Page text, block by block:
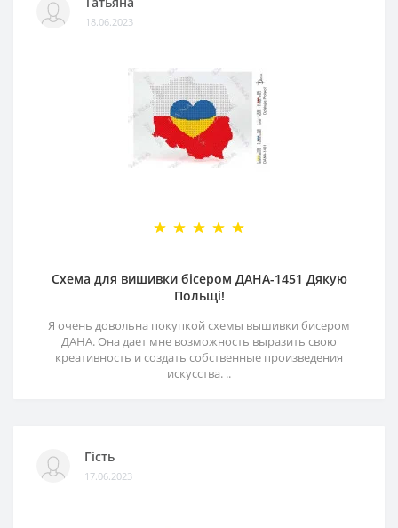
18.06.2023
Схема для вишивки бісером ДАНА-1451 Дякую
Польщі!
Я очень довольна покупкой схемы вышивки бисером
ДАНА. Она дает мне возможность выразить свою
креативность и создать собственные произведения
искусства. ..
Гість
17.06.2023